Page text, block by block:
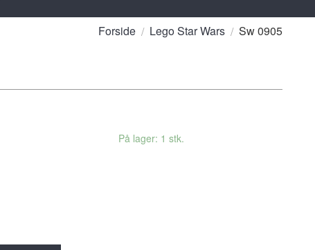
Forside Lego Star Wars Sw 0905
På lager: 1 stk.